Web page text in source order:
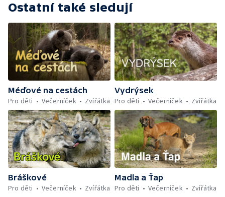
Ostatní také sledují
Méďové na cestách
Pro děti
Večerníček Zvířátka
Vydrýsek
Pro děti
Večerníček Zvířátka
Bráškové
Pro děti
Večerníček Zvířátka
Madla a Ťap
Pro děti
Večerníček Zvířátka